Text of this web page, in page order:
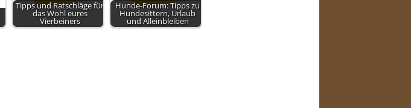
Tipps und Ratschläge für
das Wohl eures
Vierbeiners
Hunde-Forum: Tipps zu
Hundesittern, Urlaub
und Alleinbleiben